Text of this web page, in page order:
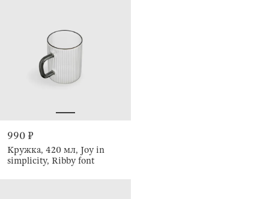
990 ₽
Кружка, 420 мл, Joy in
simplicity, Ribby font